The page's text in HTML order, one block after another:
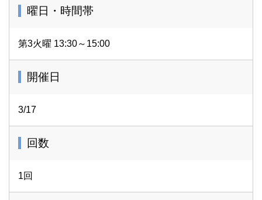
Cobb/dp/1529051320
紀伊國屋書店：<https://www.kinokuniya.co.jp/f/dsg-02-
9781529051322>
翻訳する絵本は、各自でご用意いただきます。
文芸担当 cc-bungei@7cn.7andi.co.jpまで翻訳文をご提出
いただきます。
曜日・時間帯
第3火曜 13:30～15:00
開催日
3/17
回数
1回